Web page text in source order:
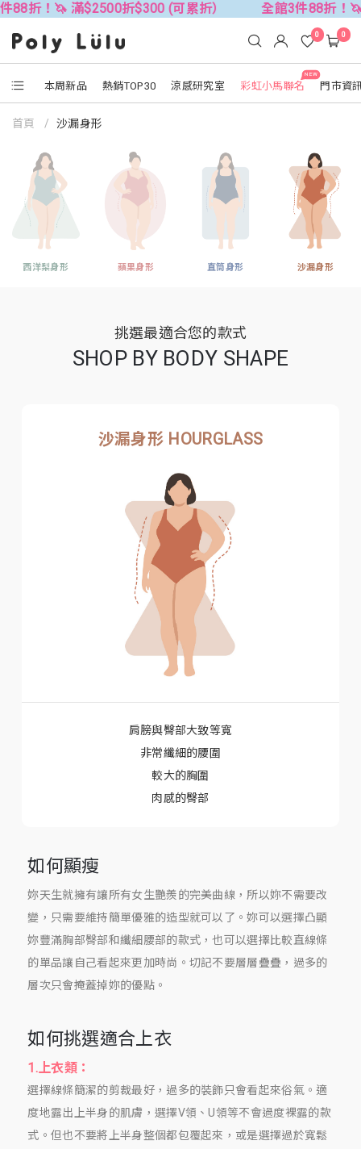
$2500折$300 (可累折） 全館3件88折！🦄 滿$2500
本周新品 熱銷TOP30 涼感研究室
NEW
彩虹小馬聯名 門市資
0 0
首頁 沙漏身形
西洋梨身形 蘋果身形 直筒身形 沙漏身形
挑選最適合您的款式
SHOP BY BODY SHAPE
如何顯瘦
妳天生就擁有讓所有女生艷羨的完美曲線，所以妳不需要改
變，只需要維持簡單優雅的造型就可以了。妳可以選擇凸顯
妳豐滿胸部臀部和纖細腰部的款式，也可以選擇比較直線條
的單品讓自己看起來更加時尚。切記不要層層疊疊，過多的
層次只會掩蓋掉妳的優點。
如何挑選適合上衣
1.上衣類：
選擇線條簡潔的剪裁最好，過多的裝飾只會看起來俗氣。適
度地露出上半身的肌膚，選擇V領、U領等不會過度裸露的款
式。但也不要將上半身整個都包覆起來，或是選擇過於寬鬆
沙漏身形 HOURGLASS
肩膀與臀部大致等寬
非常纖細的腰圍
較大的胸圍
肉感的臀部